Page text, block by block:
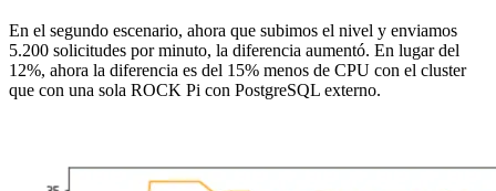
En el segundo escenario, ahora que subimos el nivel y enviamos
5.200 solicitudes por minuto, la diferencia aumentó. En lugar del
12%, ahora la diferencia es del 15% menos de CPU con el cluster
que con una sola ROCK Pi con PostgreSQL externo.